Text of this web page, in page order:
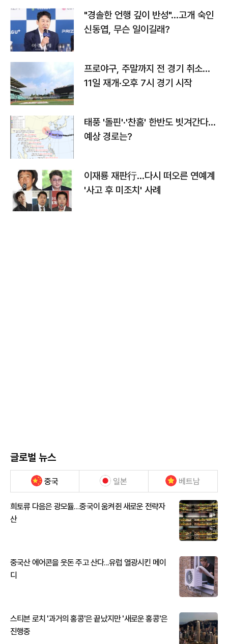
"경솔한 언행 깊이 반성"…고개 숙인
신동엽, 무슨 일이길래?
프로야구, 주말까지 전 경기 취소…
11일 재개·오후 7시 경기 시작
태풍 '돌핀'·'찬홈' 한반도 빗겨간다…
예상 경로는?
이재룡 재판行…다시 떠오른 연예계
'사고 후 미조치' 사례
글로벌 뉴스
중국 일본 베트남
희토류 다음은 광모듈…중국이 움켜쥔 새로운 전략자
산
중국산 에어콘을 웃돈 주고 산다...유럽 열광시킨 메이
디
스티븐 로치 '과거의 홍콩'은 끝났지만 '새로운 홍콩'은
진행중